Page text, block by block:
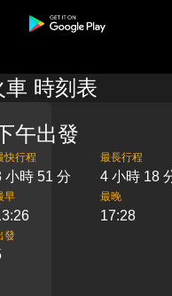
時刻表
午出發
快行程
小時 51 分
最長行程
4 小時 18
早 最晚
17:28
發